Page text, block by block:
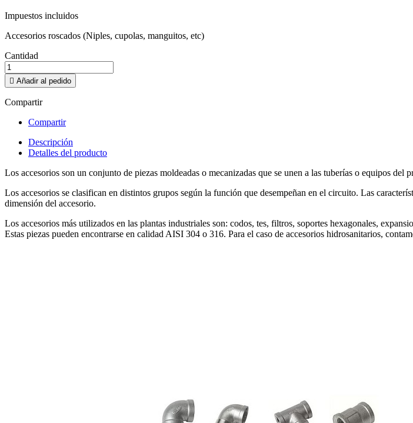
Impuestos incluidos
Accesorios roscados (Niples, cupolas, manguitos, etc)
Cantidad
 Añadir al pedido
Compartir
Compartir
Descripción
Detalles del producto
Los accesorios son un conjunto de piezas moldeadas o mecanizadas que se unen a las tuberías o equipos del
Los accesorios se clasifican en distintos grupos según la función que desempeñan en el circuito. Las
dimensión del accesorio.
Los accesorios más utilizados en las plantas industriales son: codos, tes, filtros, soportes hexagonales,
Estas piezas pueden encontrarse en calidad AISI 304 o 316. Para el caso de accesorios hidrosanitarios,